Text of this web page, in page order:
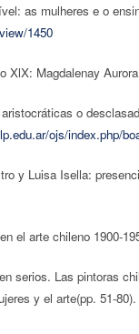
as mulheres e o
1450
XlX: Magdalenay
o
ojs/index.php/
y Luisa Isella:
el arte chileno 1900-
serios. Las pintoras
y el arte(pp. 51-